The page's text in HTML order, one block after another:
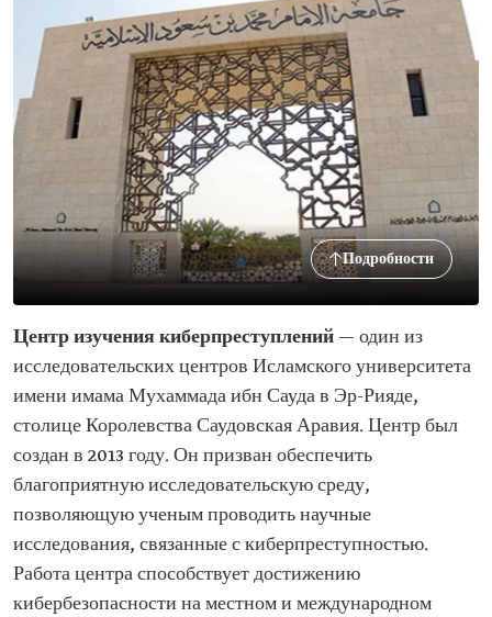
Подробности
Центр изучения киберпреступлений — один из
исследовательских центров Исламского университета
имени имама Мухаммада ибн Сауда в Эр-Рияде,
столице Королевства Саудовская Аравия. Центр был
создан в 2013 году. Он призван обеспечить
благоприятную исследовательскую среду,
позволяющую ученым проводить научные
исследования, связанные с киберпреступностью.
Работа центра способствует достижению
кибербезопасности на местном и международном